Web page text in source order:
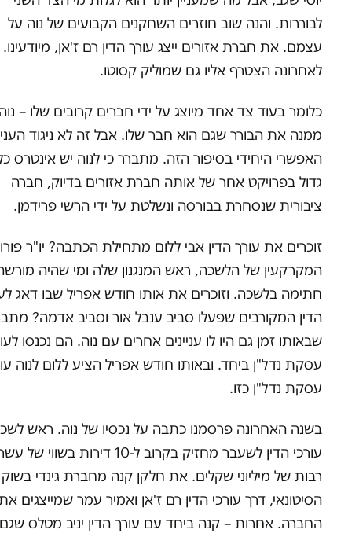
לבוררות. והנה שוב חוזרים השחקנים הקבועים של נוה על
עצמם. את חברת אזורים ייצג עורך הדין רם ז'אן, מיודעינו.
לאחרונה הצטרף אליו גם שמוליק קסוטו.
כלומר בעוד צד אחד מיוצג על ידי חברים קרובים שלו –
ממנה את הבורר שגם הוא חבר שלו. אבל זה לא ניגוד
האפשרי היחידי בסיפור הזה. מתברר כי לנוה יש אינטרס
גדול בפרויקט אחר של אותה חברת אזורים בדיוק, חברה
ציבורית שנסחרת בבורסה ונשלטת על ידי הרשי פרידמן.
זוכרים את עורך הדין אבי ללום מתחילת הכתבה? יו"ר
המקרקעין של הלשכה, ראש המנגנון שלה ומי שהיה
חתימה בלשכה. וזוכרים את אותו חודש אפריל שבו דאג
הדין המקורבים שפעלו סביב ענבל אור וסביב אדמה?
שבאותו זמן גם היו לו עניינים אחרים עם נוה. הם נכנסו
עסקת נדל"ן ביחד. ובאותו חודש אפריל הציע ללום לנוה
עסקת נדל"ן כזו.
בשנה האחרונה פרסמנו כתבה על נכסיו של נוה. ראש
עורכי הדין לשעבר מחזיק בקרוב ל-10 דירות בשווי
רבות של מיליוני שקלים. את חלקן קנה מחברת גינדי בשוק
הסיטונאי, דרך עורכי הדין רם ז'אן ואמיר עמר שמייצגים
החברה. אחרות – קנה ביחד עם עורך הדין יניב מטלס שגם